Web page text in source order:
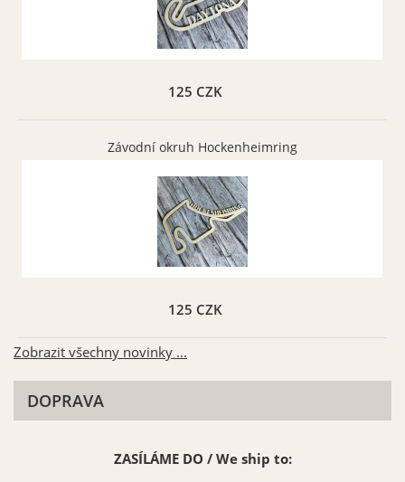
Tmavě šedá matná 073
Vybrat Vybrat
Stříbrná matná 090 Měděná matná 092
125 CZK
Závodní okruh Hockenheimring
125 CZK
Zobrazit všechny novinky ...
DOPRAVA
ZASÍLÁME DO / We ship to: